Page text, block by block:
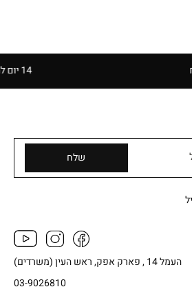
שלח
העמל 14 , פארק אפק, ראש העין (משרדים)
03-9026810